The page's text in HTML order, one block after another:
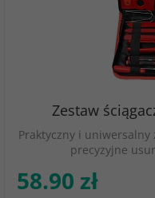
Zestaw
Praktyczny i uniwersalny
precyzyjne
58.90 zł